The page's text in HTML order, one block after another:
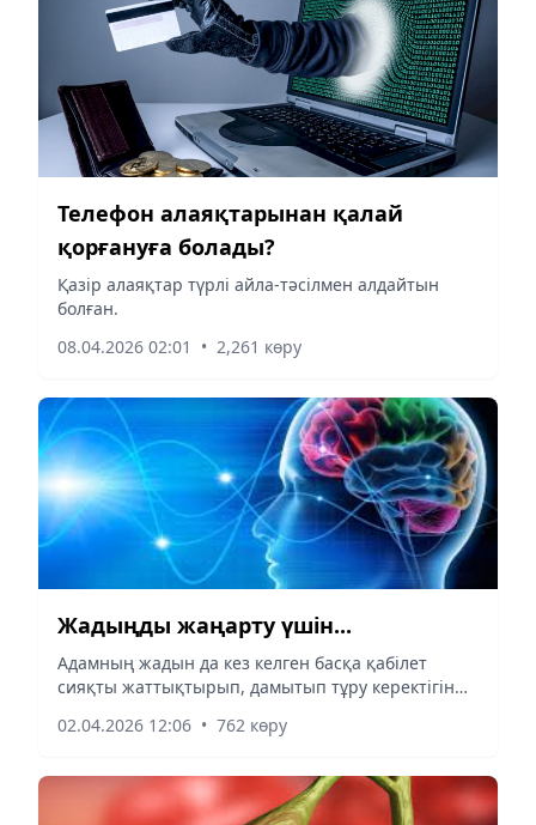
Телефон алаяқтарынан қалай
қорғануға болады?
Қазір алаяқтар түрлі айла-тәсілмен алдайтын
болған.
08.04.2026 02:01
• 2,261 көру
Жадыңды жаңарту үшін...
Адамның жадын да кез келген басқа қабілет
сияқты жаттықтырып, дамытып тұру керектігін
егде тартқанда түрлі кеселдің етектен
02.04.2026 12:06 • 762 көру